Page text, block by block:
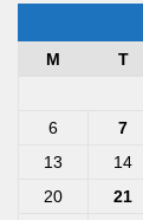
M
T
6
7
13
14
20
21